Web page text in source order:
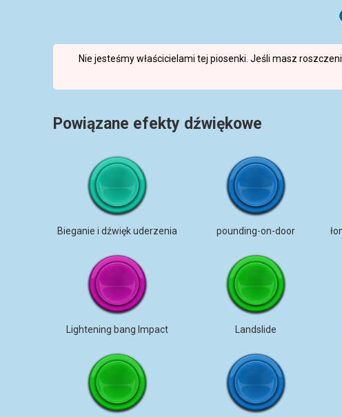
Nie jesteśmy właścicielami tej piosenki. Jeśli masz
Powiązane efekty dźwiękowe
Bieganie i dźwięk uderzenia pounding-on-door
Lightening bang Impact Landslide